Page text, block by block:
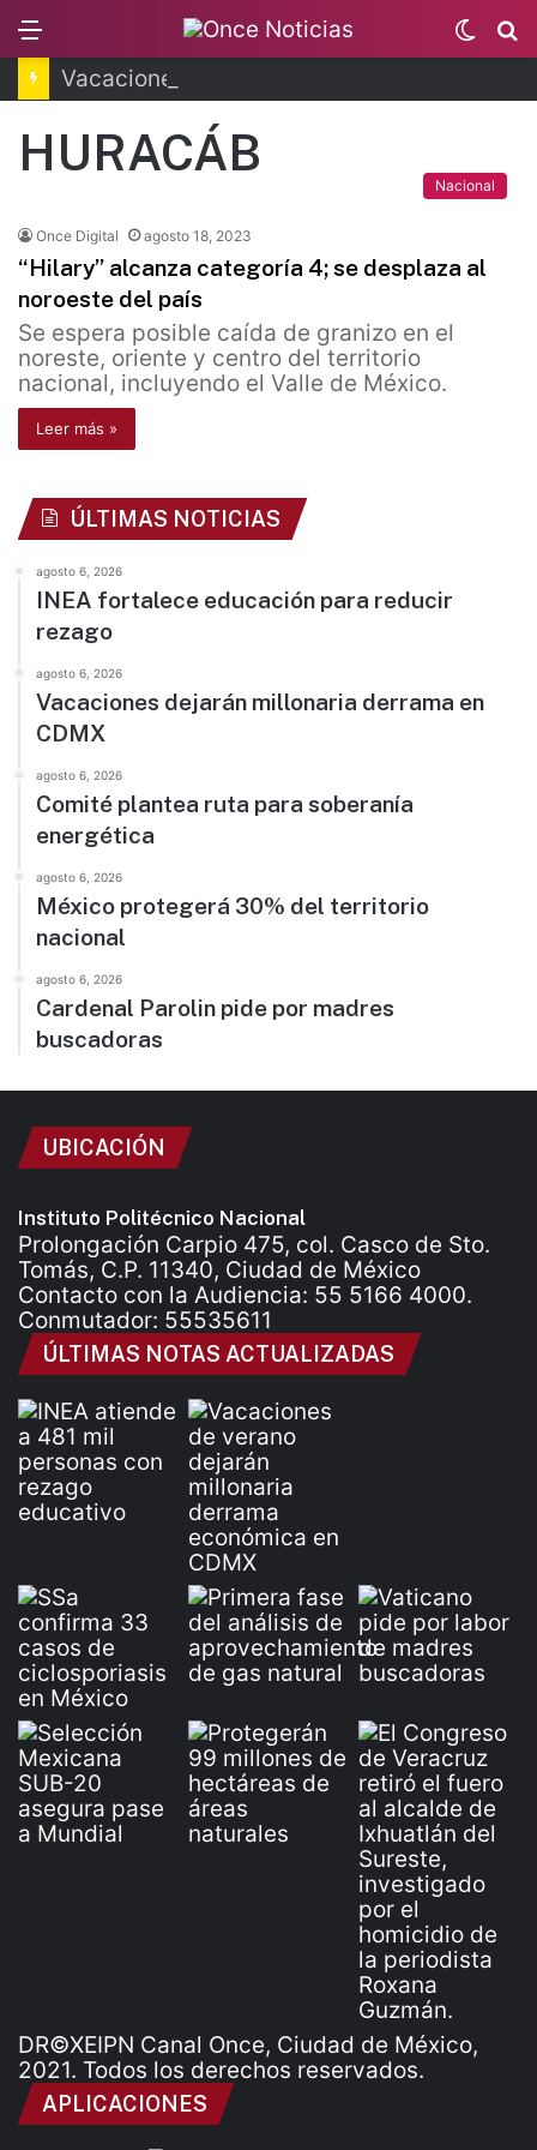
Switch
skin
HURACÁB
Nacional
Once Digital agosto 18, 2023
“Hilary” alcanza categoría 4; se desplaza al
noroeste del país
Se espera posible caída de granizo en el
noreste, oriente y centro del territorio
nacional, incluyendo el Valle de México.
Leer más »
ÚLTIMAS NOTICIAS
agosto 6, 2026
INEA fortalece educación para reducir
rezago
agosto 6, 2026
Vacaciones dejarán millonaria derrama en
CDMX
agosto 6, 2026
Comité plantea ruta para soberanía
energética
agosto 6, 2026
México protegerá 30% del territorio
nacional
agosto 6, 2026
Cardenal Parolin pide por madres
buscadoras
UBICACIÓN
Instituto Politécnico Nacional
Prolongación Carpio 475, col. Casco de Sto.
Tomás, C.P. 11340, Ciudad de México
Contacto con la Audiencia: 55 5166 4000.
Conmutador: 55535611
ÚLTIMAS NOTAS ACTUALIZADAS
DR©XEIPN Canal Once, Ciudad de México,
2021. Todos los derechos reservados.
APLICACIONES